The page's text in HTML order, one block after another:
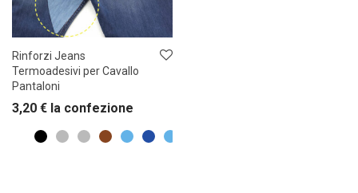
Rinforzi Jeans
Termoadesivi per Cavallo
Pantaloni
3,20 € la confezione